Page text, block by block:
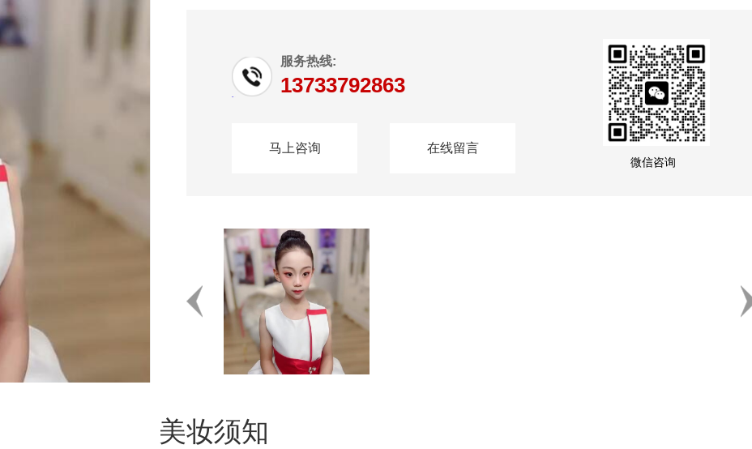
服务热线:
13733792863
马上咨询 在线留言
微信咨询
美妆须知